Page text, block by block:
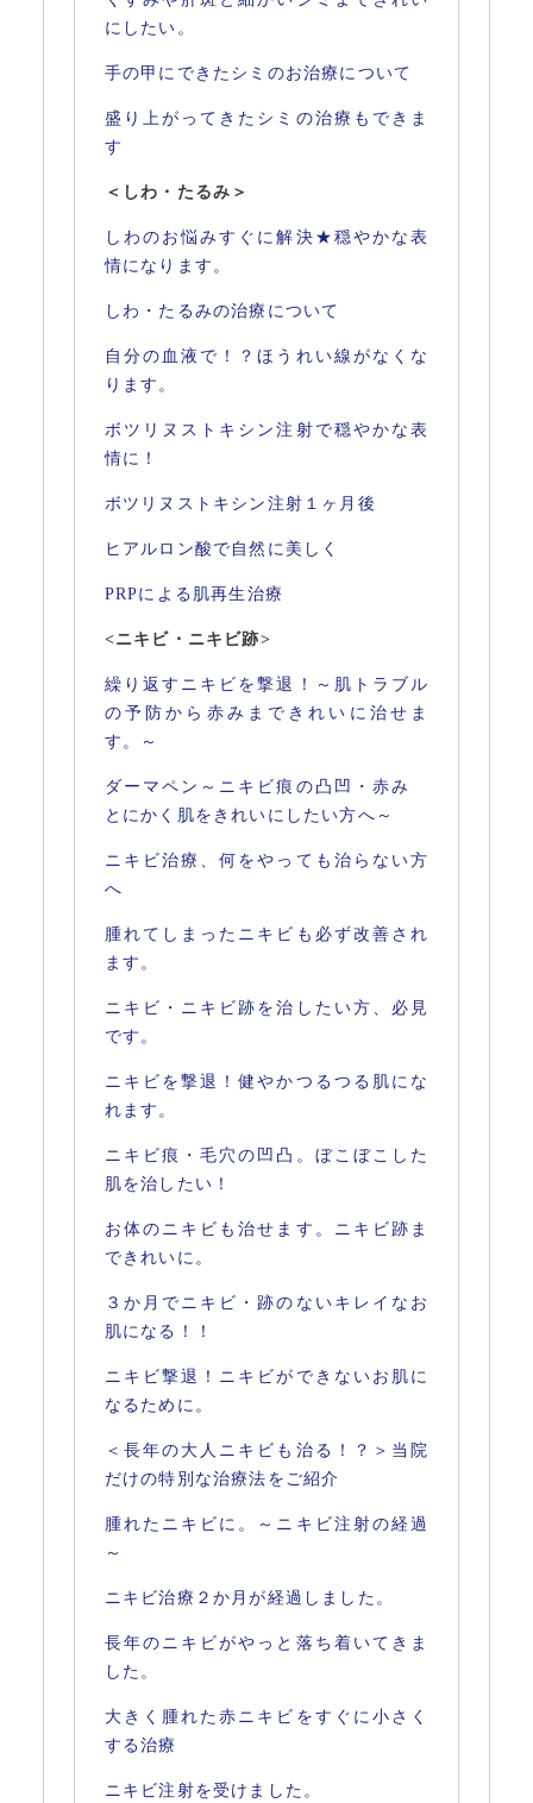
にしたい。
手の甲にできたシミのお治療について
盛り上がってきたシミの治療もできま
す
＜しわ・たるみ＞
しわのお悩みすぐに解決★穏やかな表
情になります。
しわ・たるみの治療について
自分の血液で！？ほうれい線がなくな
ります。
ボツリヌストキシン注射で穏やかな表
情に！
ボツリヌストキシン注射１ヶ月後
ヒアルロン酸で自然に美しく
PRPによる肌再生治療
<ニキビ・ニキビ跡>
繰り返すニキビを撃退！～肌トラブル
の予防から赤みまできれいに治せま
す。～
ダーマペン～ニキビ痕の凸凹・赤み
とにかく肌をきれいにしたい方へ～
ニキビ治療、何をやっても治らない方
へ
腫れてしまったニキビも必ず改善され
ます。
ニキビ・ニキビ跡を治したい方、必見
です。
ニキビを撃退！健やかつるつる肌にな
れます。
ニキビ痕・毛穴の凹凸。ぼこぼこした
肌を治したい！
お体のニキビも治せます。ニキビ跡ま
できれいに。
３か月でニキビ・跡のないキレイなお
肌になる！！
ニキビ撃退！ニキビができないお肌に
なるために。
＜長年の大人ニキビも治る！？＞当院
だけの特別な治療法をご紹介
腫れたニキビに。～ニキビ注射の経過
～
ニキビ治療２か月が経過しました。
長年のニキビがやっと落ち着いてきま
した。
大きく腫れた赤ニキビをすぐに小さく
する治療
ニキビ注射を受けました。